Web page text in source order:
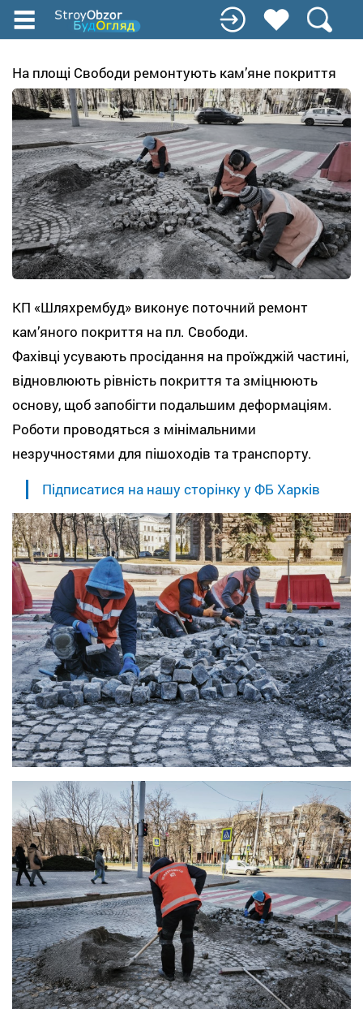
Перейти
до
вмісту
На площі Свободи ремонтують кам’яне покриття
КП «Шляхрембуд» виконує поточний ремонт
кам’яного покриття на пл. Свободи.
Фахівці усувають просідання на проїжджій частині,
відновлюють рівність покриття та зміцнюють
основу, щоб запобігти подальшим деформаціям.
Роботи проводяться з мінімальними
незручностями для пішоходів та транспорту.
Підписатися на нашу сторінку у ФБ Харків